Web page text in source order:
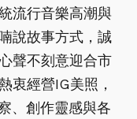
流行音樂高潮與
說故事方式，誠
聲不刻意迎合市
衷經營IG美照，
、創作靈感與各